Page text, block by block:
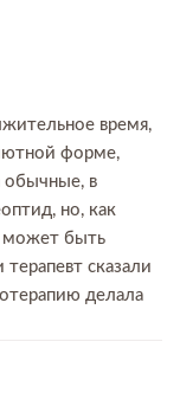
время,
форме,
обычные, в
но, как
может быть
терапевт сказали
делала